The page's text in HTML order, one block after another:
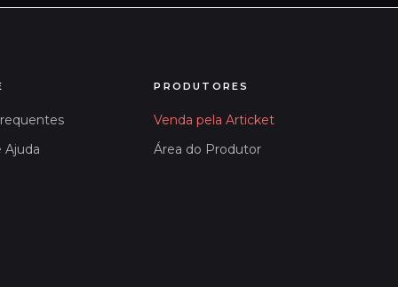
Ajuda
PRODUTORES
Venda pela Articket
Área do Produtor